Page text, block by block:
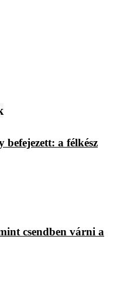
befejezett: a félkész
csendben várni a